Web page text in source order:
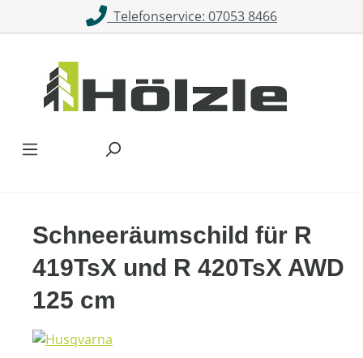
Zum Hauptinhalt springenTelefonservice: 07053 8466
Schneeräumschild für R
419TsX und R 420TsX AWD
125 cm